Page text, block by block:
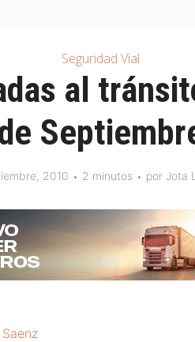
Seguridad Vial
al
2010 2 minutos por Jota